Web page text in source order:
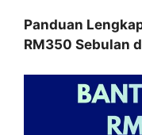
Panduan
RM350 Sebulan